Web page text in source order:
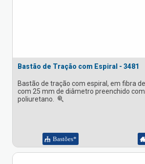
Bastão de Tração com Espiral - 3481
Bastão de tração com espiral, em fibra
com 25 mm de diâmetro preenchido
poliuretano.
Bastões*